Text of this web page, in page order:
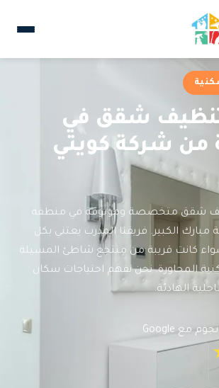
شقق في
من شركة كويتي
شقق متخصصة وموثوقة في منطقة
الكبير. فريقنا المدرب يعتني بكل
كانت قريبة من منتجع شاطئ المسيلة
المجاورة. نحن نفهم احتياجات سكان
الهادئة.